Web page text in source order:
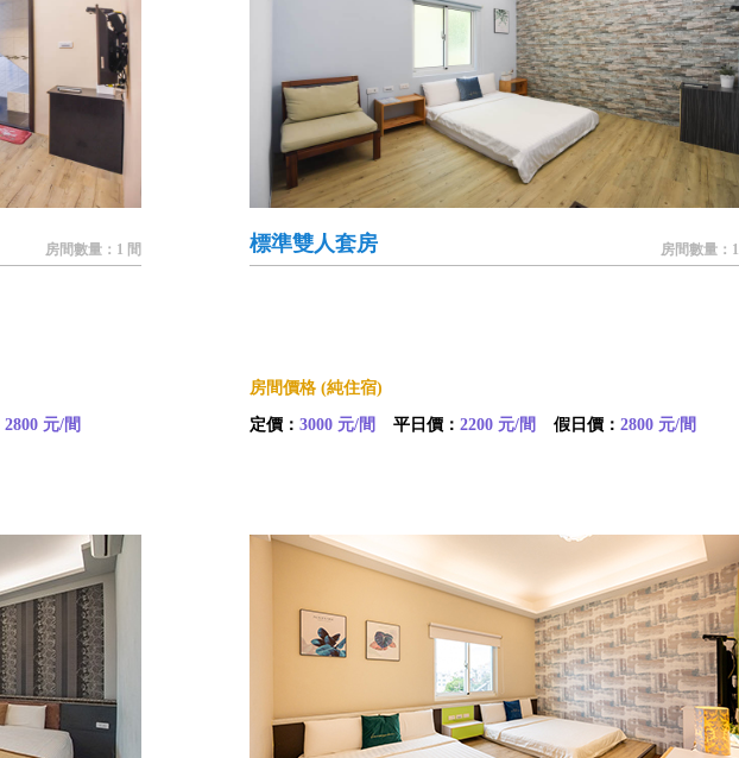
房間數量：1 間
2800 元/間
標準雙人套房 房間數量：
房間價格 (純住宿)
定價： 3000 元/間 平日價： 2200 元/間 假日價： 2800 元/間